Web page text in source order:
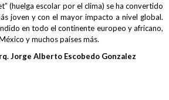
(huelga escolar por el clima) se ha convertido
joven y con el mayor impacto a nivel global.
en todo el continente europeo y africano,
y muchos países más.
Jorge Alberto Escobedo Gonzalez